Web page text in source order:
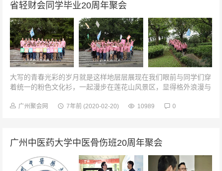
省轻财会同学毕业20周年聚会
大写的青春光彩的岁月就是这样地层层展现在我们眼前与同学们穿
着统一的粉色文化衫，一起漫步在莲花山风景区，显得格外浪漫与
觉得自己又回到了我们的少女...
广州聚会网 7年前 (2020-02-20) 10989 0
广州中医药大学中医骨伤班20周年聚会